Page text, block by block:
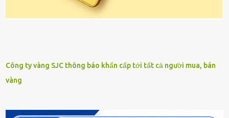
Công ty vàng SJC thông báo khẩn cấp tới tất cả người mua, bán
vàng